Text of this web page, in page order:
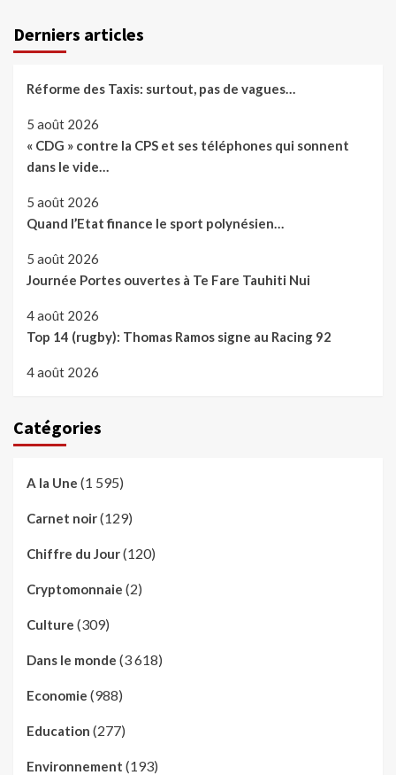
Derniers articles
Réforme des Taxis: surtout, pas de vagues…
5 août 2026
« CDG » contre la CPS et ses téléphones qui sonnent
dans le vide…
5 août 2026
Quand l’Etat finance le sport polynésien…
5 août 2026
Journée Portes ouvertes à Te Fare Tauhiti Nui
4 août 2026
Top 14 (rugby): Thomas Ramos signe au Racing 92
4 août 2026
Catégories
A la Une (1 595)
Carnet noir(129)
Chiffre du Jour(120)
Cryptomonnaie (2)
Culture (309)
Dans le monde (3 618)
Economie (988)
Education (277)
Environnement (193)